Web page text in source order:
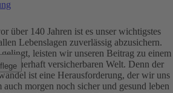
über 140 Jahren ist es unser wichtigstes
Lebenslagen zuverlässig abzusichern.
leisten wir unseren Beitrag zu einem
dauerhaft versicherbaren Welt. Denn der
ist eine Herausforderung, der wir uns
auch morgen noch sicher und gesund leben